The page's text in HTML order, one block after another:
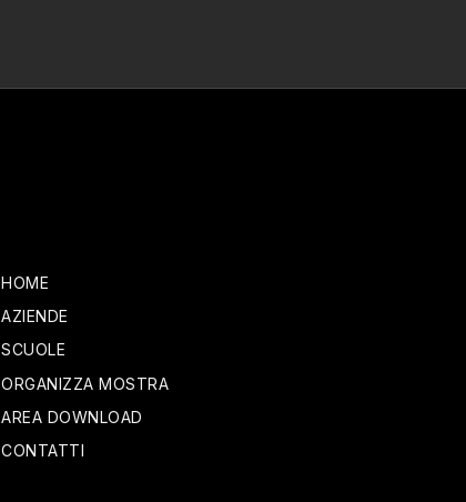
HOME
AZIENDE
SCUOLE
ORGANIZZA MOSTRA
AREA DOWNLOAD
CONTATTI